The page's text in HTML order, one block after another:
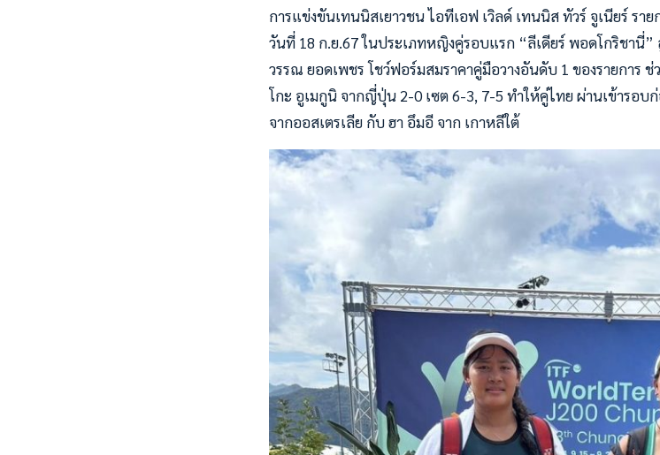
การแข่งขันเทนนิสเยาวชน ไอทีเอฟ เวิลด์ เทนนิส ทัวร์ จูเนียร์ รา
วันที่ 18 ก.ย.67 ในประเภทหญิงคู่รอบแรก “ลีเดียร์ พอดโกริชานี่
วรรณ ยอดเพชร โชว์ฟอร์มสมราคาคู่มือวางอันดับ 1 ของรายการ
โกะ อูเมกูนิ จากญี่ปุ่น 2-0 เซต 6-3, 7-5 ทำให้คู่ไทย ผ่านเข้ารอบ
จากออสเตรเลีย กับ ฮา อึมอี จาก เกาหลีใต้